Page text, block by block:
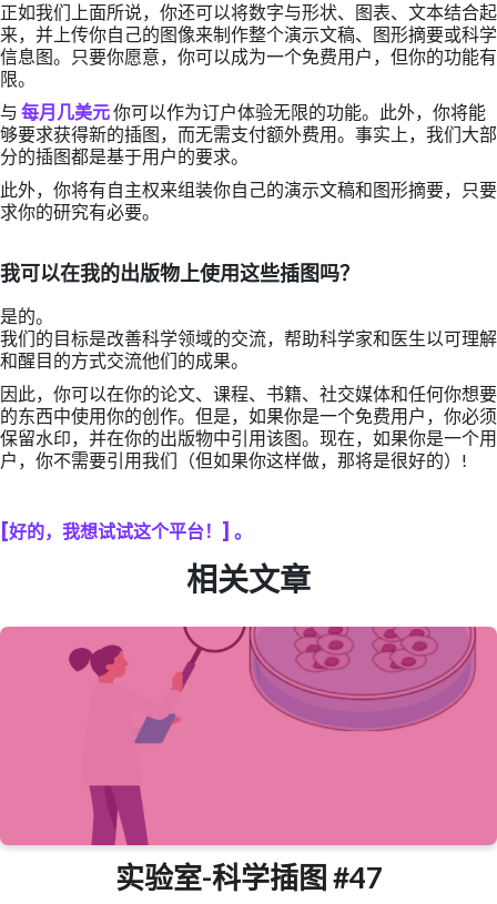
正如我们上面所说，你还可以将数字与形状、图表、文本结合起
来，并上传你自己的图像来制作整个演示文稿、图形摘要或科学
信息图。只要你愿意，你可以成为一个免费用户，但你的功能有
限。
与 每月几美元你可以作为订户体验无限的功能。此外，你将能
够要求获得新的插图，而无需支付额外费用。事实上，我们大部
分的插图都是基于用户的要求。
此外，你将有自主权来组装你自己的演示文稿和图形摘要，只要
求你的研究有必要。
我可以在我的出版物上使用这些插图吗？
是的。
我们的目标是改善科学领域的交流，帮助科学家和医生以可理解
和醒目的方式交流他们的成果。
因此，你可以在你的论文、课程、书籍、社交媒体和任何你想要
的东西中使用你的创作。但是，如果你是一个免费用户，你必须
保留水印，并在你的出版物中引用该图。现在，如果你是一个用
户，你不需要引用我们（但如果你这样做，那将是很好的）!
[好的，我想试试这个平台！] 。
相关文章
实验室-科学插图 #47